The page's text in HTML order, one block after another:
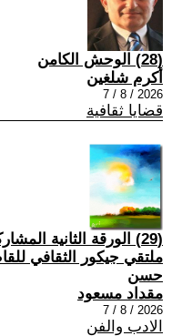
(28) الوحش الكامن
أكرم شلغين
2026 / 8 / 7
قضايا ثقافية
(29) الورقة الثانية
ملتقي جيكور الثقافي
حسن
مقداد مسعود
2026 / 8 / 7
الادب والفن